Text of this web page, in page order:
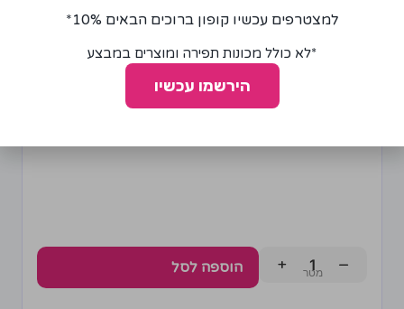
−
+ הוספה לסל
למצטרפים עכשיו קופון ברוכים הבאים 10%*
*לא כולל מכונות תפירה ומוצרים במבצע
הירשמו עכשיו